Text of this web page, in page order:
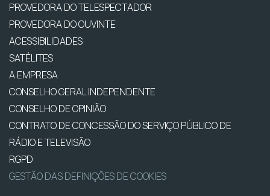
PROVEDORA DO TELESPECTADOR
PROVEDORA DO OUVINTE
ACESSIBILIDADES
SATÉLITES
A EMPRESA
CONSELHO GERAL INDEPENDENTE
CONSELHO DE OPINIÃO
CONTRATO DE CONCESSÃO DO SERVIÇO PÚBLICO DE
RÁDIO E TELEVISÃO
RGPD
GESTÃO DAS DEFINIÇÕES DE COOKIES